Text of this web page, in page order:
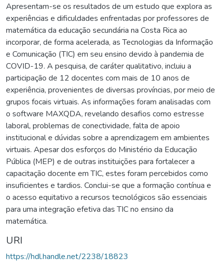
Apresentam-se os resultados de um estudo que explora as
experiências e dificuldades enfrentadas por professores de
matemática da educação secundária na Costa Rica ao
incorporar, de forma acelerada, as Tecnologias da Informação
e Comunicação (TIC) em seu ensino devido à pandemia de
COVID-19. A pesquisa, de caráter qualitativo, incluiu a
participação de 12 docentes com mais de 10 anos de
experiência, provenientes de diversas províncias, por meio de
grupos focais virtuais. As informações foram analisadas com
o software MAXQDA, revelando desafios como estresse
laboral, problemas de conectividade, falta de apoio
institucional e dúvidas sobre a aprendizagem em ambientes
virtuais. Apesar dos esforços do Ministério da Educação
Pública (MEP) e de outras instituições para fortalecer a
capacitação docente em TIC, estes foram percebidos como
insuficientes e tardios. Conclui-se que a formação contínua e
o acesso equitativo a recursos tecnológicos são essenciais
para uma integração efetiva das TIC no ensino da
matemática.
URI
https://hdl.handle.net/2238/18823